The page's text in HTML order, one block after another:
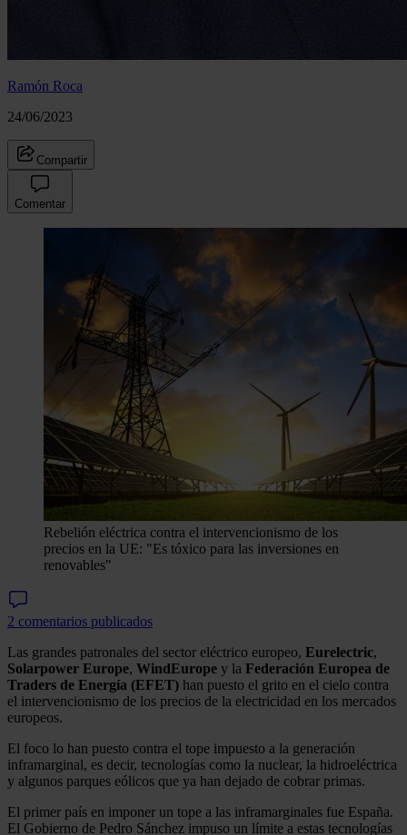
Ramón Roca
24/06/2023
Compartir
Comentar
Rebelión eléctrica contra el intervencionismo de los
precios en la UE: "Es tóxico para las inversiones en
renovables"
2 comentarios publicados
Las grandes patronales del sector eléctrico europeo, Eurelectric,
Solarpower Europe, WindEurope y la Federación Europea de
Traders de Energía (EFET) han puesto el grito en el cielo contra
el intervencionismo de los precios de la electricidad en los mercados
europeos.
El foco lo han puesto contra el tope impuesto a la generación
inframarginal, es decir, tecnologías como la nuclear, la hidroeléctrica
y algunos parques eólicos que ya han dejado de cobrar primas.
El primer país en imponer un tope a las inframarginales fue España.
El Gobierno de Pedro Sánchez impuso un límite a estas tecnologías